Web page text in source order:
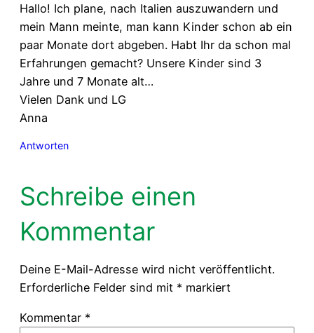
Hallo! Ich plane, nach Italien auszuwandern und
mein Mann meinte, man kann Kinder schon ab ein
paar Monate dort abgeben. Habt Ihr da schon mal
Erfahrungen gemacht? Unsere Kinder sind 3
Jahre und 7 Monate alt…
Vielen Dank und LG
Anna
Antworten
Schreibe einen
Kommentar
Deine E-Mail-Adresse wird nicht veröffentlicht.
Erforderliche Felder sind mit * markiert
Kommentar *